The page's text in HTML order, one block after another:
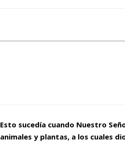
Esto sucedía cuando Nuestro
animales y plantas, a los cuales